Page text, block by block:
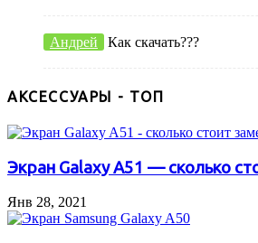
Андрей Как скачать???
АКСЕССУАРЫ - ТОП
Экран Galaxy A51 — сколько
Янв 28, 2021